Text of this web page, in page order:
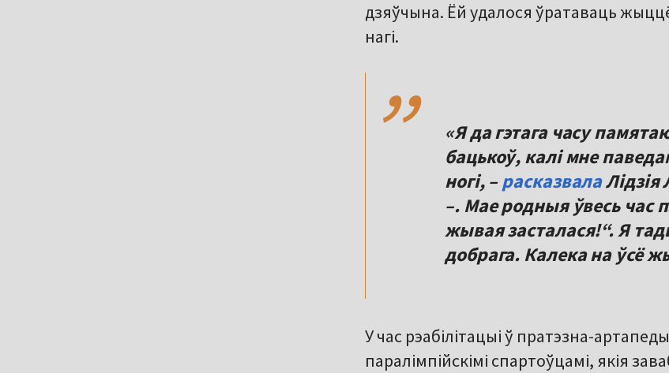
дзяўчына. Ёй удалося ўратаваць
нагі.,,
«Я да гэтага часу
бацькоў, калі мне
ногі, –расказвала
–. Мае родныя ўвесь час
жывая засталася!“. Я
добрага. Калека на ўсё
У час рэабілітацыі ў пратэзна-
паралімпійскімі спартоўцамі, якія